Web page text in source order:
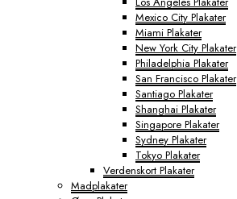
Mexico City Plakater
Miami Plakater
New York City Plakater
Philadelphia Plakater
San Francisco Plakater
Santiago Plakater
Shanghai Plakater
Singapore Plakater
Sydney Plakater
Tokyo Plakater
Verdenskort Plakater
Madplakater